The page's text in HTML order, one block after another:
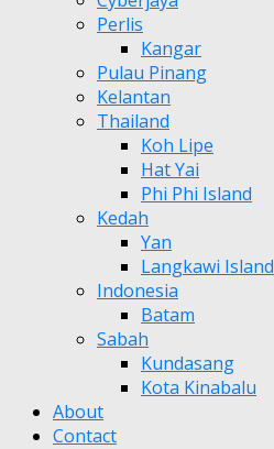
Perlis
Kangar
Pulau Pinang
Kelantan
Thailand
Koh Lipe
Hat Yai
Phi Phi Island
Kedah
Yan
Langkawi Island
Indonesia
Batam
Sabah
Kundasang
Kota Kinabalu
About
Contact